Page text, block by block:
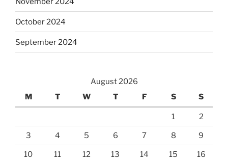
October 2024
September 2024
August 2026
M
T W T F S S
1 2
3 4 5 6 7 8 9
10 11 12 13 14 15 16